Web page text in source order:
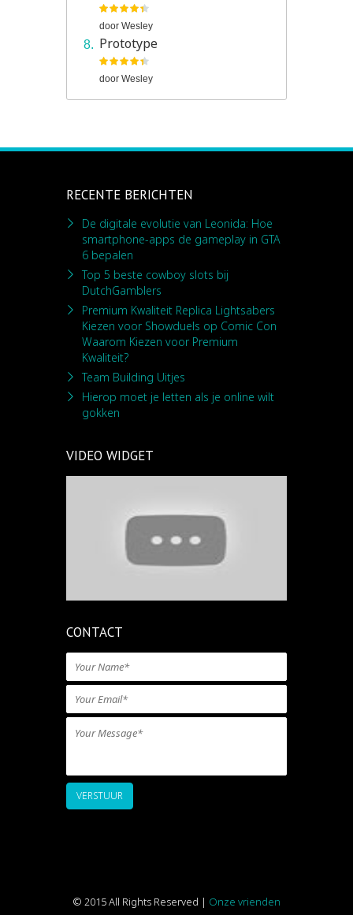
door Wesley
Prototype
door Wesley
RECENTE BERICHTEN
De digitale evolutie van Leonida: Hoe
smartphone-apps de gameplay in GTA
6 bepalen
Top 5 beste cowboy slots bij
DutchGamblers
Premium Kwaliteit Replica Lightsabers
Kiezen voor Showduels op Comic Con
Waarom Kiezen voor Premium
Kwaliteit?
Team Building Uitjes
Hierop moet je letten als je online wilt
gokken
VIDEO WIDGET
CONTACT
VERSTUUR
© 2015 All Rights Reserved | Onze vrienden